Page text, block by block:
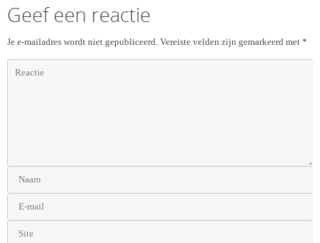
Geef een reactie
Je e-mailadres wordt niet gepubliceerd. Vereiste velden zijn gemarkeerd met *